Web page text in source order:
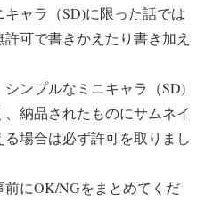
ャラ（SD)に限った話では
可で書きかえたり書き加え
ンプルなミニキャラ（SD)
納品されたものにサムネイ
場合は必ず許可を取りまし
にOK/NGをまとめてくだ